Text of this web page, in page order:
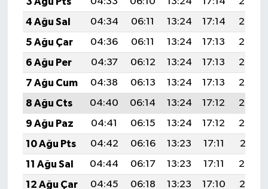
4 Ağu Sal
04:34 06:11 13:24 17:14
20:28
5 Ağu Çar
04:36 06:11 13:24 17:13
20:27
6 Ağu Per
04:37 06:12 13:24 17:13
20:26
7 Ağu Cum
04:38 06:13 13:24 17:13
20:24
8 Ağu Cts
04:40 06:14 13:24 17:12
20:23
9 Ağu Paz
04:41 06:15 13:24 17:12
20:22
10 Ağu Pts
04:42 06:16 13:23 17:11
20:21
11 Ağu Sal
04:44 06:17 13:23 17:11
20:20
12 Ağu Çar
04:45 06:18 13:23 17:10
20:19